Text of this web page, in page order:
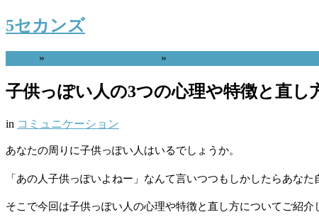
5セカンズ
» »
子供っぽい人の3つの心理や特徴と直し
in コミュニケーション
あなたの周りに子供っぽい人はいるでしょうか。
「あの人子供っぽいよねー」なんて言いつつもしかしたらあな
そこで今回は子供っぽい人の心理や特徴と直し方についてご紹